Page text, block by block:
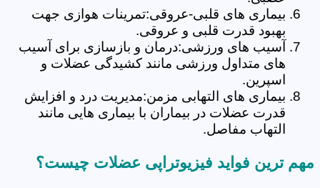
بیماری های قلبی-عروقی:تمرینات هوازی جهت
بهبود قدرت قلبی و عروقی.
آسیب های ورزشی:درمان و بازسازی برای آسیب
های متداول ورزشی مانند کشیدگی عضلات و
اسپرین.
بیماری های التهابی مزمن:مدیریت درد و افزایش
قدرت عضلات در بیماران با بیماری هایی مانند
التهاب مفاصل.
مهم ترین فواید فیزیوتراپی عضلات چیست؟